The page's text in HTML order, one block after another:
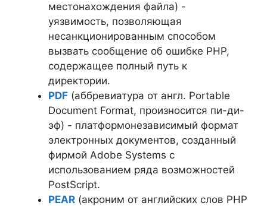
местонахождения файла) -
уязвимость, позволяющая
несанкционированным способом
вызвать сообщение об ошибке PHP,
содержащее полный путь к
директории.
PDF (аббревиатура от англ. Portable
Document Format, произносится пи-ди-
эф) - платформонезависимый формат
электронных документов, созданный
фирмой Adobe Systems с
использованием ряда возможностей
PostScript.
PEAR (акроним от английских слов PHP